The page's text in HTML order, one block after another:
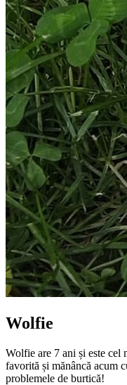
Wolfie
Wolfie are 7 ani și este cel
favorită și mănâncă acum
problemele de burtică!